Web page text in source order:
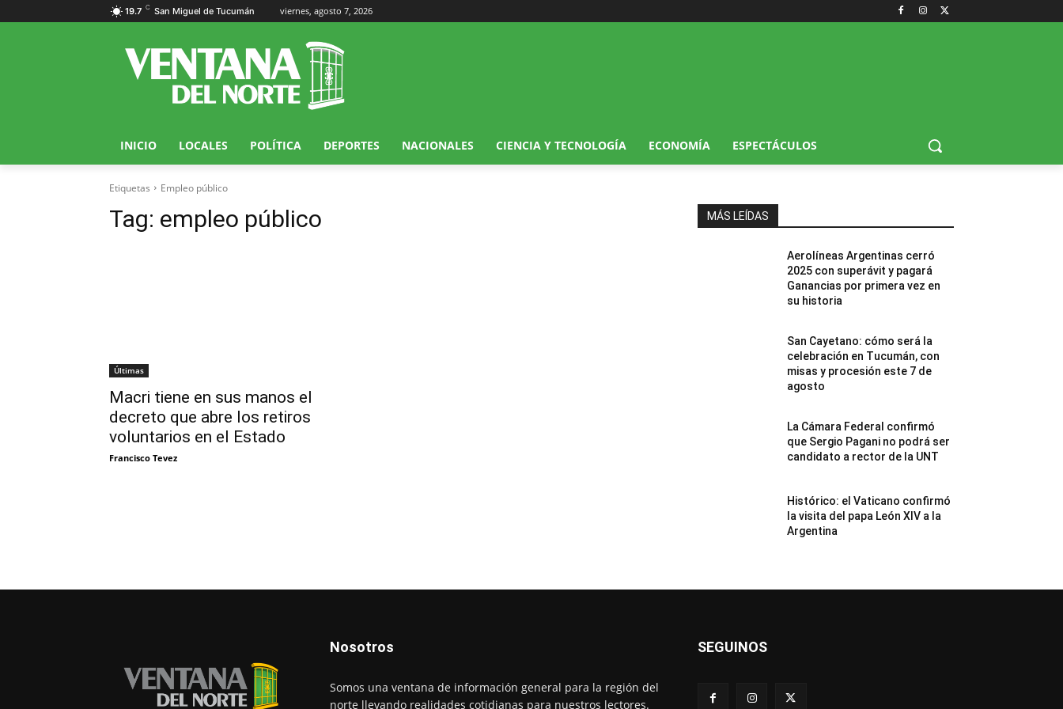
19.7 C San Miguel de Tucumán viernes, agosto 7, 2026
INICIO LOCALES POLÍTICA DEPORTES NACIONALES CIENCIA Y TECNOLOGÍA ECONOMÍA ESPECTÁCULOS
Etiquetas Empleo público
Tag: empleo público
Últimas
Macri tiene en sus manos el
decreto que abre los retiros
voluntarios en el Estado
Francisco Tevez
MÁS LEÍDAS
Aerolíneas Argentinas cerró
2025 con superávit y pagará
Ganancias por primera vez en
su historia
San Cayetano: cómo será la
celebración en Tucumán, con
misas y procesión este 7 de
agosto
La Cámara Federal confirmó
que Sergio Pagani no podrá ser
candidato a rector de la UNT
Histórico: el Vaticano confirmó
la visita del papa León XIV a la
Argentina
Nosotros
Somos una ventana de información general para la región del
norte llevando realidades cotidianas para nuestros lectores.
SEGUINOS